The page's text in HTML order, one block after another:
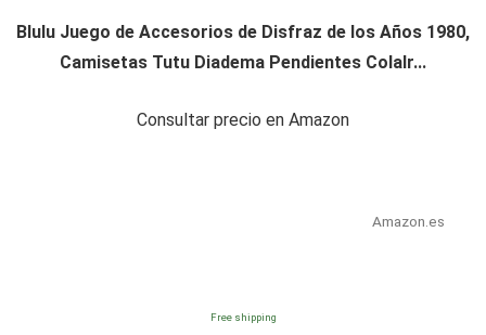
Blulu Juego de Accesorios de Disfraz de los Años 1980,
Camisetas Tutu Diadema Pendientes Colalr...
Consultar precio en Amazon
Amazon.es
Free shipping